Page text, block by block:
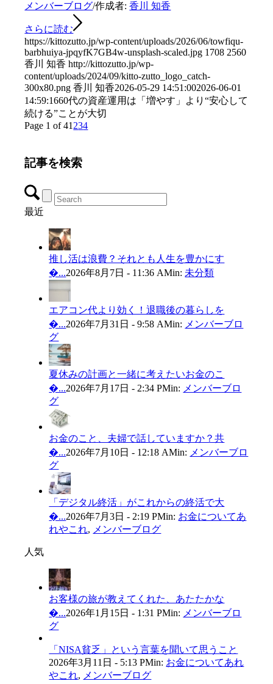
メンバーブログ/作成者:香川 知香
さらに読む
https://kittozutto.jp/wp-content/uploads/2026/06/towfiqu-
barbhuiya-jpqyfK7GB4w-unsplash-scaled.jpg 1708 2560
香川 知香 http://kittozutto.jp/wp-
content/uploads/2024/09/kitto-zutto_logo_catch-
300x80.png 香川 知香2026-05-29 14:51:002026-06-01
14:59:1660代の資産運用は「増やす」より“安心して
続ける”ことが大切
Page 1 of 41 234
記事を検索
最近
推し活は浪費？それとも人生を豊かにす
�...2026年8月7日 - 11:36 AMin: 未分類
エアコン代より効く！退職後の暮らしを
�...2026年7月31日 - 9:58 AMin: メンバーブロ
グ
夏休みの計画と一緒に考えたいお金のこ
�...2026年7月17日 - 2:34 PMin: メンバーブロ
グ
お金のこと、夫婦で話していますか？共
�...2026年7月10日 - 12:18 AMin: メンバーブロ
グ
「デジタル終活」がこれからの終活で大
�...2026年7月3日 - 2:19 PMin: お金についてあ
れやこれ, メンバーブログ
人気
お客様の旅が教えてくれた、あたたかな
�...2026年1月15日 - 1:31 PMin: メンバーブロ
グ
「NISA貧乏」という言葉を聞いて思うこと
2026年3月11日 - 5:13 PMin: お金についてあれ
やこれ, メンバーブログ